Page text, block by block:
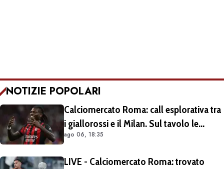
NOTIZIE POPOLARI
Calciomercato Roma: call esplorativa tra
i giallorossi e il Milan. Sul tavolo le
situazioni di Leao e Soulé
ago 06, 18:35
LIVE - Calciomercato Roma: trovato